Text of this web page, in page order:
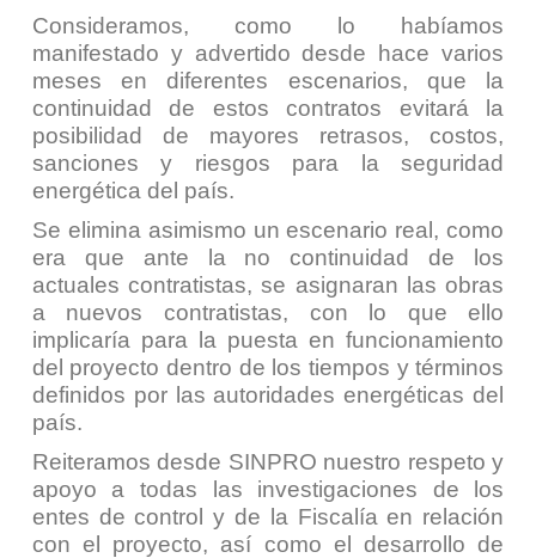
Consideramos, como lo habíamos
manifestado y advertido desde hace varios
meses en diferentes escenarios, que la
continuidad de estos contratos evitará la
posibilidad de mayores retrasos, costos,
sanciones y riesgos para la seguridad
energética del país.
Se elimina asimismo un escenario real, como
era que ante la no continuidad de los
actuales contratistas, se asignaran las obras
a nuevos contratistas, con lo que ello
implicaría para la puesta en funcionamiento
del proyecto dentro de los tiempos y términos
definidos por las autoridades energéticas del
país.
Reiteramos desde SINPRO nuestro respeto y
apoyo a todas las investigaciones de los
entes de control y de la Fiscalía en relación
con el proyecto, así como el desarrollo de